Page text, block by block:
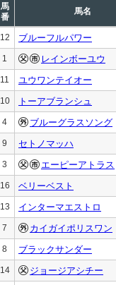
馬
番
馬名
12 ブルーフルパワー
1 レインボーユウ
11 ユウワンテイオー
10 トーアブランシュ
4 ブルーグラスソング
9 セトノマッハ
3 エーピーアトラス
16 ベリーベスト
13 インターマエストロ
7 カイガイポリスワン
8 ブラックサンダー
14 ジョージアシチー